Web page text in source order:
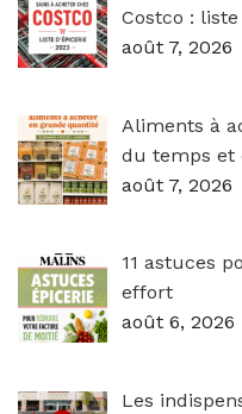
Costco : liste
août 7, 2026
Aliments à
du temps et
août 7, 2026
11 astuces
effort
août 6, 2026
Les